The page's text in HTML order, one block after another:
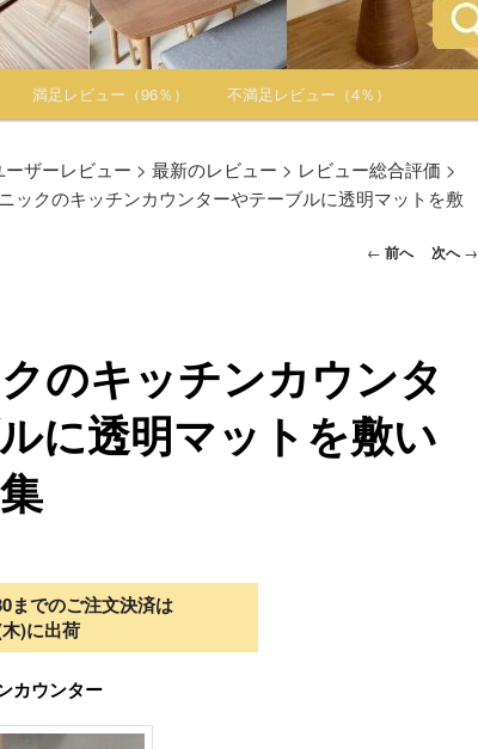
満足レビュー（96％） 不満足レビュー（4％）
ーザーレビュー > 最新のレビュー > レビュー総合評価 >
ックのキッチンカウンターやテーブルに透明マットを敷
投稿ナビゲー
← 前へ 次へ→
のキッチンカウンタ
に透明マットを敷い
までのご注文決済は
)に出荷
カウンター